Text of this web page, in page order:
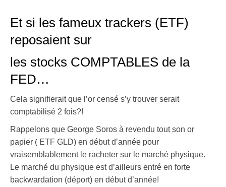
Et si les fameux trackers (ETF)
reposaient sur
les stocks COMPTABLES de la
FED…
Cela signifierait que l’or censé s’y trouver serait
comptabilisé 2 fois?!
Rappelons que George Soros à revendu tout son or
papier ( ETF GLD) en début d’année pour
vraisemblablement le racheter sur le marché physique.
Le marché du physique est d’ailleurs entré en forte
backwardation (déport) en début d’année!